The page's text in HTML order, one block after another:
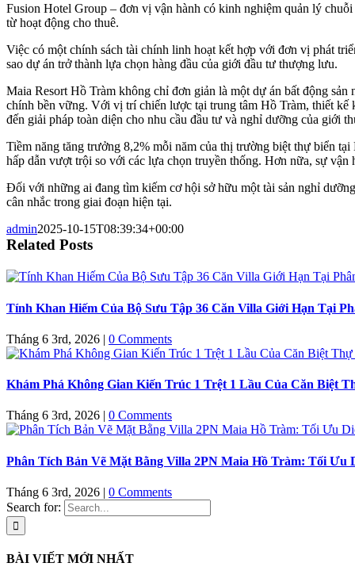
Fusion Hotel Group – đơn vị vận hành có kinh nghiệm quản lý
từ hoạt động cho thuê.
Việc có một chính sách tài chính linh hoạt kết hợp với đơn vị phát
sao dự án trở thành lựa chọn hàng đầu của giới đầu tư thượng lưu.
Maia Resort Hồ Tràm không chỉ đơn giản là một dự án bất động
chính bền vững. Với vị trí chiến lược tại trung tâm Hồ Tràm, thiết kế
đến giải pháp toàn diện cho nhu cầu đầu tư và nghỉ dưỡng của giới
Tiềm năng tăng trưởng 8,2% mỗi năm của thị trường biệt thự biển
hấp dẫn vượt trội so với các lựa chọn truyền thống. Hơn nữa, sự
Đối với những ai đang tìm kiếm cơ hội sở hữu một tài sản nghỉ
cân nhắc trong giai đoạn hiện tại.
admin2025-10-15T08:39:34+00:00
Related Posts
Tính Khan Hiếm Của Bộ Sưu Tập 36 Căn Villa Giới Hạn Tại
Tháng 6 3rd, 2026 | 0 Comments
Khám Phá Không Gian Kiến Trúc 1 Trệt 1 Lầu Của Căn Biệt
Tháng 6 3rd, 2026 0 Comments
Phân Tích Bản Vẽ Mặt Bằng Villa 2PN Maia Hồ Tràm: Tối Ưu
Tháng 6 3rd, 2026 | 0 Comments
Search for:
BÀI VIẾT MỚI NHẤT